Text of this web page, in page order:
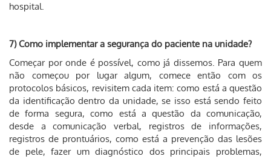
hospital.
7) Como implementar a segurança do paciente na unidade?
Começar por onde é possível, como já dissemos. Para quem
não começou por lugar algum, comece então com os
protocolos básicos, revisitem cada item: como está a questão
da identificação dentro da unidade, se isso está sendo feito
de forma segura, como está a questão da comunicação,
desde a comunicação verbal, registros de informações,
registros de prontuários, como está a prevenção das lesões
de pele, fazer um diagnóstico dos principais problemas,